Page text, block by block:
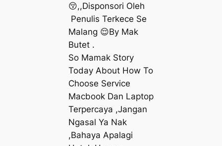
😚,,Disponsori Oleh
Penulis Terkece Se
Malang 😌By Mak
Butet .
So Mamak Story
Today About How To
Choose Service
Macbook Dan Laptop
Terpercaya ,Jangan
Ngasal Ya Nak
,Bahaya Apalagi